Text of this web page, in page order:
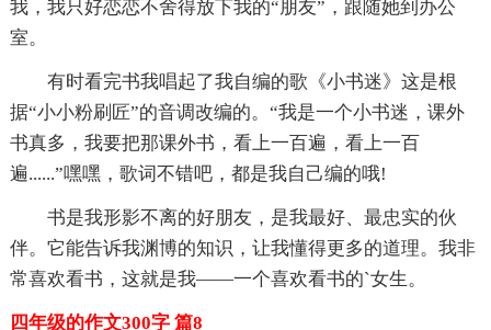
我，我只好恋恋不舍得放下我的“朋友”，跟随她到办公
室。
有时看完书我唱起了我自编的歌《小书迷》这是根
据“小小粉刷匠”的音调改编的。“我是一个小书迷，课外
书真多，我要把那课外书，看上一百遍，看上一百
遍......”嘿嘿，歌词不错吧，都是我自己编的哦!
书是我形影不离的好朋友，是我最好、最忠实的伙
伴。它能告诉我渊博的知识，让我懂得更多的道理。我非
常喜欢看书，这就是我——一个喜欢看书的`女生。
四年级的作文300字 篇8